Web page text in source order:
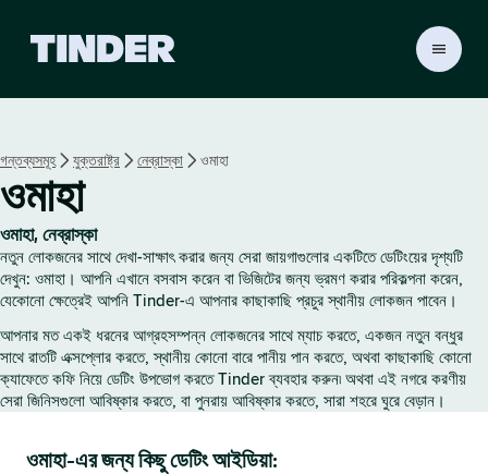
r
গন্তব্যসমূহ যুক্তরাষ্ট্র নেব্রাস্কা ওমাহা
ওমাহা
ওমাহা, নেব্রাস্কা
নতুন লোকজনের সাথে দেখা-সাক্ষাৎ করার জন্য সেরা জায়গাগুলোর একটিতে ডেটিংয়ের দৃশ্যটি
দেখুন: ওমাহা। আপনি এখানে বসবাস করেন বা ভিজিটের জন্য ভ্রমণ করার পরিকল্পনা করেন,
যেকোনো ক্ষেত্রেই আপনি Tinder-এ আপনার কাছাকাছি প্রচুর স্থানীয় লোকজন পাবেন।
আপনার মত একই ধরনের আগ্রহসম্পন্ন লোকজনের সাথে ম্যাচ করতে, একজন নতুন বন্ধুর
সাথে রাতটি এক্সপ্লোর করতে, স্থানীয় কোনো বারে পানীয় পান করতে, অথবা কাছাকাছি কোনো
ক্যাফেতে কফি নিয়ে ডেটিং উপভোগ করতে Tinder ব্যবহার করুন৷ অথবা এই নগরে করণীয়
সেরা জিনিসগুলো আবিষ্কার করতে, বা পুনরায় আবিষ্কার করতে, সারা শহরে ঘুরে বেড়ান।
ওমাহা-এর জন্য কিছু ডেটিং আইডিয়া: